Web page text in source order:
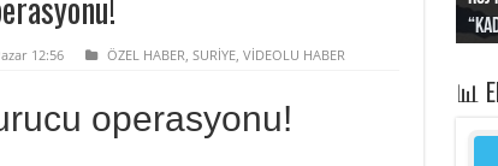
12:56 ÖZEL HABER, SURİYE, VİDEOLU HABER
operasyonu!
📊